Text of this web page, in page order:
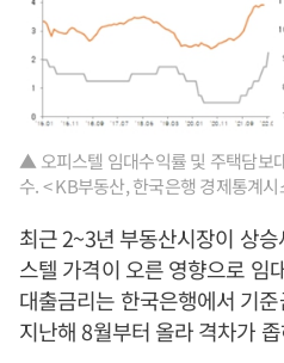
▲ 오피스텔 임대수익률 및 주택담보
수. < KB부동산, 한국은행 경제통계시
최근 2~3년 부동산시장이 상
스텔 가격이 오른 영향으로 임
대출금리는 한국은행에서 기
지난해 8월부터 올라 격차가